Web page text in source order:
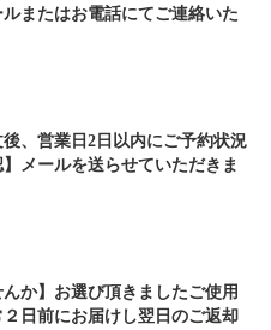
またはお電話にてご連絡いた
、営業日2日以内にご予約状況
メールを送らせていただきま
か】お選び頂きましたご使用
日前にお届けし翌日のご返却